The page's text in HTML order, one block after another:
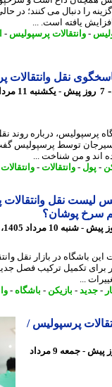
دنبال می کنند؛ در حالی
یافته است. ...
-وانتقالات پرسپولیس-
نقل وانتقالات
درباره روند نقل
سیرجان توسط پرسپولیس گفت:
و من شناخت ...
-وانتقالات-وانتقالات
نقل وانتقالات
در بازار نقل
تکمیل ترکیب فصل جدید
...
-بازیکن -باشگاه-
پرسپولیس /
9 روز پیش - جمعه 9 مرداد